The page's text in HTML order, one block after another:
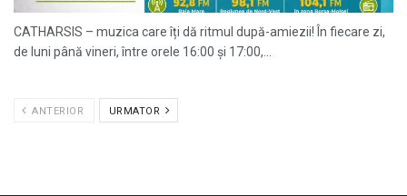
CATHARSIS – muzica care îți dă ritmul după-amiezii! În fiecare zi,
de luni până vineri, între orele 16:00 și 17:00,...
ANTERIOR URMATOR